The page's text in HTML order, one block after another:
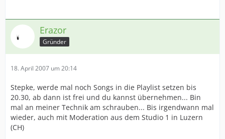
Erazor
Gründer
18. April 2007 um 20:14
Stepke, werde mal noch Songs in die Playlist setzen bis
20.30, ab dann ist frei und du kannst übernehmen... Bin
mal an meiner Technik am schrauben... Bis irgendwann mal
wieder, auch mit Moderation aus dem Studio 1 in Luzern
(CH)